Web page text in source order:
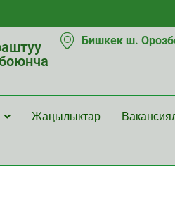
Бишкек ш.
Жаңылыктар